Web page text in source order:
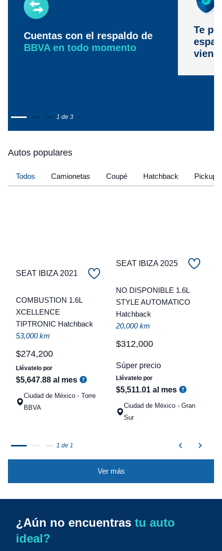
Cuentas con el respaldo de
BBVA en todo momento
Te
1 de 3
Autos populares
Todos Camionetas Coupé Hatchback Pickup
SEAT IBIZA 2021
COMBUSTION 1.6L
XCELLENCE
TIPTRONIC Hatchback
53,000 km
$274,200
Llévatelo por
$5,647.88 al mes
Ciudad de México - Torre
BBVA
SEAT IBIZA 2025
NO DISPONIBLE 1.6L
STYLE AUTOMATICO
Hatchback
20,000 km
$312,000
Súper precio
Llévatelo por
$5,511.01 al mes
Ciudad de México - Gran
Sur
1 de 1
Ver más
¿Aún no encuentras tu auto
ideal?